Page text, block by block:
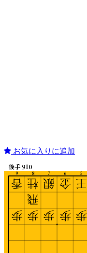
お気に入りに追加
5
6
7
8
9
後手 910
王
歩
金
歩
銀
歩
桂
飛
歩
香
歩